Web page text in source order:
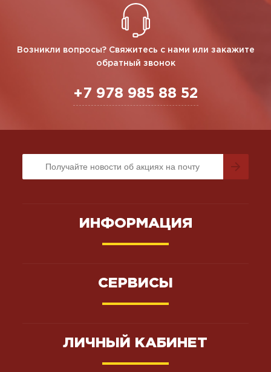
Возникли вопросы? Свяжитесь с нами или закажите
обратный звонок
+7 978 985 88 52
ИНФОРМАЦИЯ
СЕРВИСЫ
ЛИЧНЫЙ КАБИНЕТ